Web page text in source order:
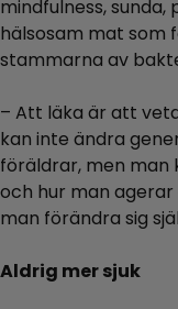
mindfulness,
hälsosam mat som
stammarna av
– Att läka är att
kan inte ändra
föräldrar, men man
och hur man
man förändra sig
Aldrig mer sjuk